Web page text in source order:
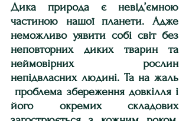
Дика природа є невід’ємною
частиною нашої планети. Адже
неможливо уявити собі світ без
неповторних диких тварин та
неймовірних рослин
непідвласних людині. Та на жаль
проблема збереження довкілля і
його окремих складових